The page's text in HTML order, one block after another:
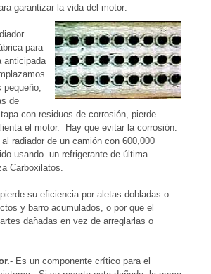
garantizar la vida del motor:
para
anticipada
de
con residuos de corrosión, pierde
el motor. Hay que evitar la corrosión.
radiador de un camión con 600,000
usando un refrigerante de última
Carboxilatos.
su eficiencia por aletas dobladas o
y barro acumulados, o por que el
dañadas en vez de arreglarlas o
- Es un componente crítico para el